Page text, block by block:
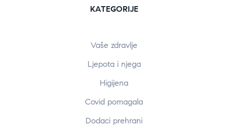
KATEGORIJE
Vaše zdravlje
Ljepota i njega
Higijena
Covid pomagala
Dodaci prehrani